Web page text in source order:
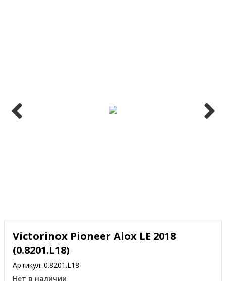
Victorinox Pioneer Alox LE 2018
(0.8201.L18)
Артикул: 0.8201.L18
Нет в наличии